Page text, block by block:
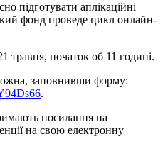
підготувати аплікаційні
фонд проведе цикл онлайн-
травня, початок об 11 годині.
заповнивши форму:
.
посилання на
на свою електронну